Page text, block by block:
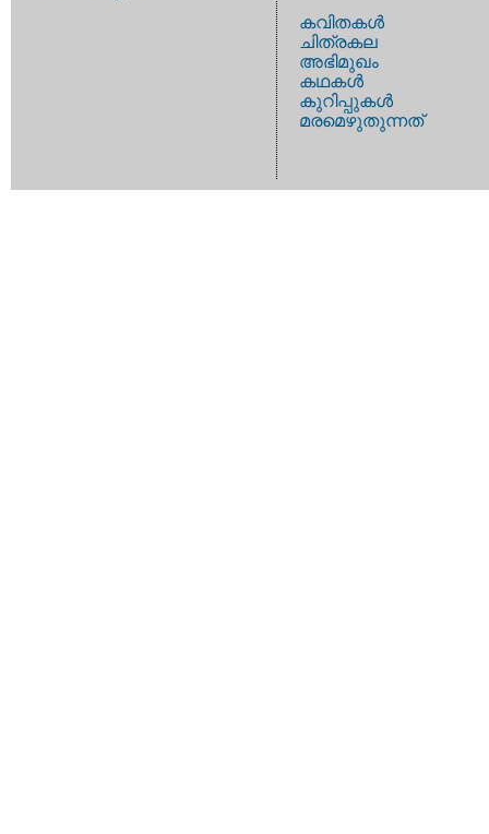
കവിതകള്‍
ചിത്രകല
അഭിമുഖം
കഥകള്‍
കുറിപ്പുകള്‍
മരമെഴുതുന്നത്